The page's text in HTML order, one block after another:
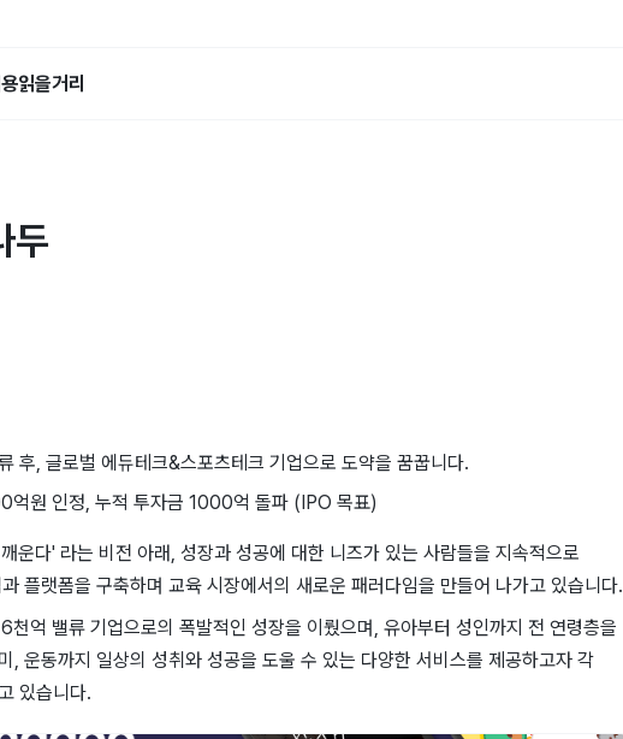
읽을거리
두
후, 글로벌 에듀테크&스포츠테크 기업으로 도약을 꿈꿉니다.
원 인정, 누적 투자금 1000억 돌파 (IPO 목표)
운다' 라는 비전 아래, 성장과 성공에 대한 니즈가 있는 사람들을 지속적으로
플랫폼을 구축하며 교육 시장에서의 새로운 패러다임을 만들어 나가고 있습니다.
억 밸류 기업으로의 폭발적인 성장을 이뤘으며, 유아부터 성인까지 전 연령층을
, 운동까지 일상의 성취와 성공을 도울 수 있는 다양한 서비스를 제공하고자 각
있습니다.